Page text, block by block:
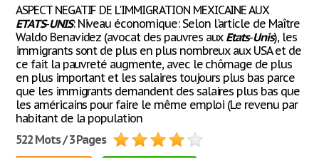
ASPECT NEGATIF DE L'IMMIGRATION MEXICAINE AUX
ETATS-UNIS: Niveau économique: Selon l'article de Maître
Waldo Benavidez (avocat des pauvres aux Etats-Unis), les
immigrants sont de plus en plus nombreux aux USA et de
ce fait la pauvreté augmente, avec le chômage de plus
en plus important et les salaires toujours plus bas parce
que les immigrants demandent des salaires plus bas que
les américains pour faire le même emploi (Le revenu par
habitant de la population
522 Mots / 3 Pages